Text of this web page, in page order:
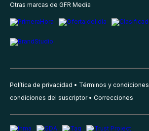
Otras marcas de GFR Media
Política de privacidad Términos y condiciones
condiciones del suscriptor
Correcciones